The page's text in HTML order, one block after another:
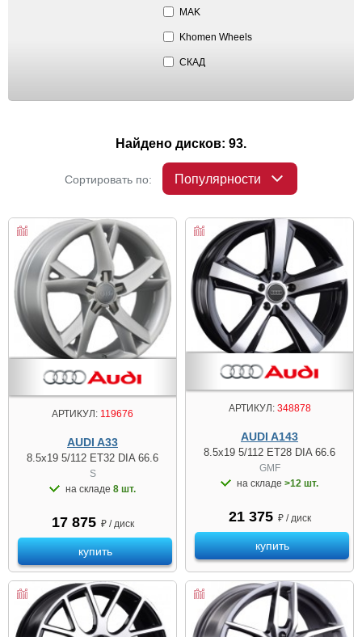
MAK
Khomen Wheels
СКАД
Найдено дисков: 93.
Сортировать по: Популярности
АРТИКУЛ: 119676
AUDI A33
8.5x19 5/112 ET32 DIA 66.6
S
на складе 8 шт.
17 875 ₽ / диск
купить
АРТИКУЛ:348878
AUDI A143
8.5x19 5/112 ET28 DIA 66.6
GMF
на складе >12 шт.
21 375 ₽ / диск
купить